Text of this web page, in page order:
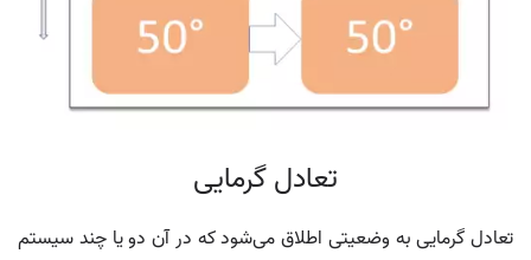
تعادل گرمایی
تعادل گرمایی به وضعیتی اطلاق می‌شود که در آن دو یا چند سیستم